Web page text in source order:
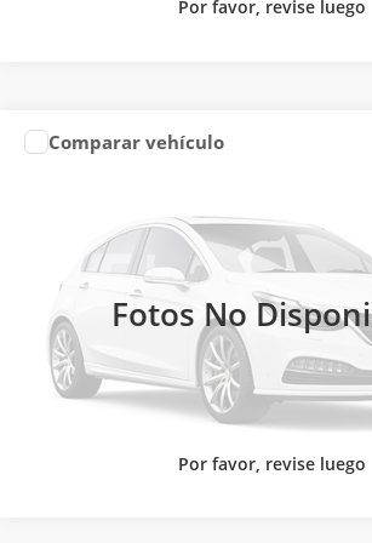
Por favor, revise luego
Fotos No
Por favor, revise luego
2026NISSAN VERSA ADVANCE CVT
3N1CN9AG3TL812465Valores:605143
Disponible
Precio: Llámanos
CLICK TO CALL
Comparar vehículo